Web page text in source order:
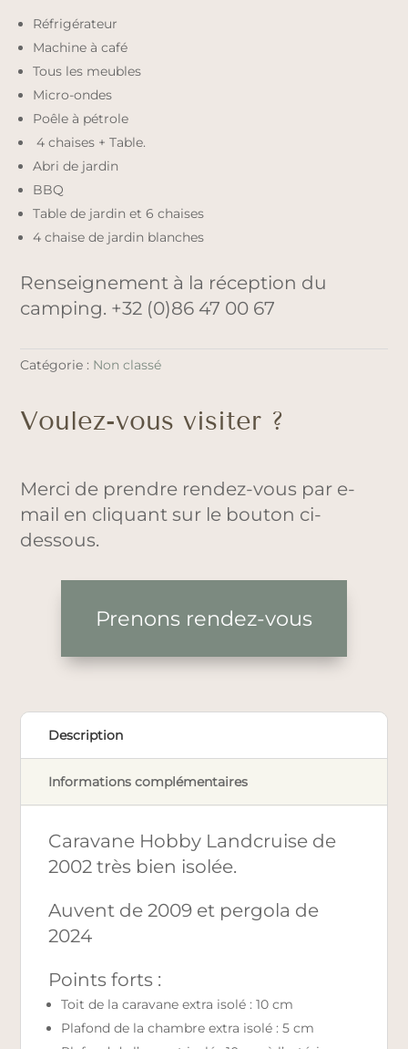
Réfrigérateur
Machine à café
Tous les meubles
Micro-ondes
Poêle à pétrole
4 chaises + Table.
Abri de jardin
BBQ
Table de jardin et 6 chaises
4 chaise de jardin blanches
Renseignement à la réception du
camping. +32 (0)86 47 00 67
Catégorie : Non classé
Voulez-vous visiter ?
Merci de prendre rendez-vous par e-
mail en cliquant sur le bouton ci-
dessous.
Prenons rendez-vous
Description
Informations complémentaires
Caravane Hobby Landcruise de
2002 très bien isolée.
Auvent de 2009 et pergola de
2024
Points forts :
Toit de la caravane extra isolé : 10 cm
Plafond de la chambre extra isolé : 5 cm